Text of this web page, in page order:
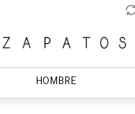
HOMBRE